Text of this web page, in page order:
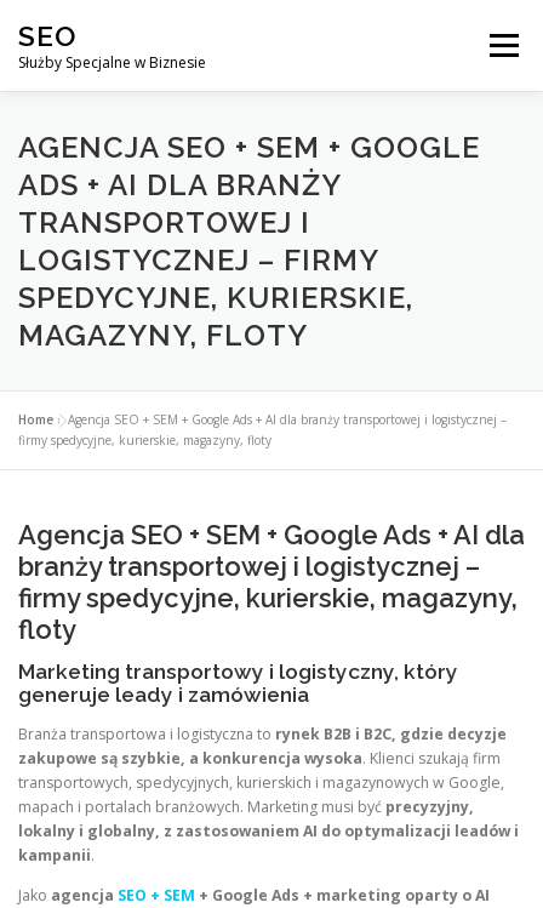
treści
SEO
Służby Specjalne w Biznesie
Menu
AGENCJA SEO CO ZYSKUJESZ ?
DLACZEGO WARTO? KURSY
AGENCJA SEO + SEM + GOOGLE
ADS + AI DLA BRANŻY
TRANSPORTOWEJ I
LOGISTYCZNEJ – FIRMY
SPEDYCYJNE, KURIERSKIE,
MAGAZYNY, FLOTY
Home »Agencja SEO + SEM + Google Ads + AI dla branży transportowej i logistycznej –
firmy spedycyjne, kurierskie, magazyny, floty
Agencja SEO + SEM + Google Ads + AI dla
branży transportowej i logistycznej –
firmy spedycyjne, kurierskie, magazyny,
floty
Marketing transportowy i logistyczny, który
generuje leady i zamówienia
Branża transportowa i logistyczna to rynek B2B i B2C, gdzie decyzje
zakupowe są szybkie, a konkurencja wysoka. Klienci szukają firm
transportowych, spedycyjnych, kurierskich i magazynowych w Google,
mapach i portalach branżowych. Marketing musi być precyzyjny,
lokalny i globalny, z zastosowaniem AI do optymalizacji leadów i
kampanii.
Jako agencja SEO + SEM + Google Ads + marketing oparty o AI